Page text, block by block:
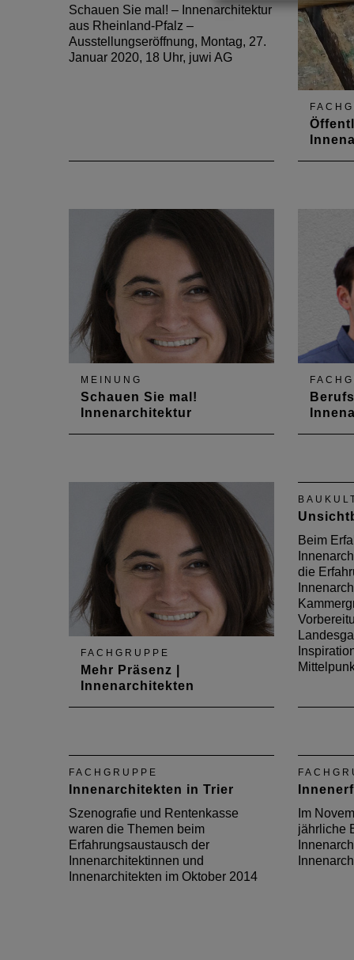
Schauen Sie mal! – Innenarchitektur
aus Rheinland-Pfalz –
Ausstellungseröffnung, Montag, 27.
Januar 2020, 18 Uhr, juwi AG
2019
stand
MEINUNG
Schauen Sie mal!
Innenarchitektur
erstellt. In der Augustausgabe
des DAB zeigt sich
Vorstandsmitglied Eva
Holdenried begeistert von der
Vielfalt und Qualität der Projekte
und dankt den Kolleginnen
und…
seinen
FACHGRUPPE
Mehr Präsenz |
Innenarchitekten
Deutschen Architektenblattes
über die Wichtigkeit einer
Mitgliedschaft von
Innenarchitektinnen und
Innenarchitekten in der Kammer
Beim
die
FACHGRUPPE
Innenarchitekten in Trier
Szenografie und Rentenkasse
waren die Themen beim
Erfahrungsaustausch der
Innenarchitektinnen und
Innenarchitekten im Oktober 2014
Im
jährliche